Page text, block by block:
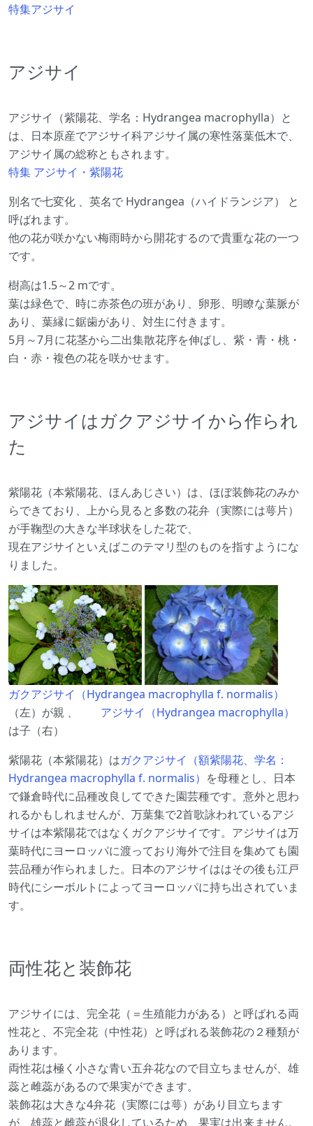
特集アジサイ
アジサイ
アジサイ（紫陽花、学名：Hydrangea macrophylla）と
は、日本原産でアジサイ科アジサイ属の寒性落葉低木で、
アジサイ属の総称ともされます。
特集 アジサイ・紫陽花
別名で七変化 、英名で Hydrangea（ハイドランジア） と
呼ばれます。
他の花が咲かない梅雨時から開花するので貴重な花の一つ
です。
樹高は1.5～2 mです。
葉は緑色で、時に赤茶色の班があり、卵形、明瞭な葉脈が
あり、葉縁に鋸歯があり、対生に付きます。
5月～7月に花茎から二出集散花序を伸ばし、紫・青・桃・
白・赤・複色の花を咲かせます。
アジサイはガクアジサイから作られ
た
紫陽花（本紫陽花、ほんあじさい）は、ほぼ装飾花のみか
らできており、上から見ると多数の花弁（実際には萼片）
が手鞠型の大きな半球状をした花で、
現在アジサイといえばこのテマリ型のものを指すようにな
りました。
ガクアジサイ（Hydrangea macrophylla f. normalis）
（左）が親 、 アジサイ（Hydrangea macrophylla）
は子（右）
紫陽花（本紫陽花）はガクアジサイ（額紫陽花、学名：
Hydrangea macrophylla f. normalis） を母種とし、日本
で鎌倉時代に品種改良してできた園芸種です。意外と思わ
れるかもしれませんが、万葉集で2首歌詠われているアジ
サイは本紫陽花ではなくガクアジサイです。アジサイは万
葉時代にヨーロッパに渡っており海外で注目を集めても園
芸品種が作られました。日本のアジサイははその後も江戸
時代にシーボルトによってヨーロッパに持ち出されていま
す。
両性花と装飾花
アジサイには、完全花（＝生殖能力がある）と呼ばれる両
性花と、不完全花（中性花）と呼ばれる装飾花の２種類が
あります。
両性花は極く小さな青い五弁花なので目立ちませんが、雄
蕊と雌蕊があるので果実ができます。
装飾花は大きな4弁花（実際には萼）があり目立ちます
が、雄蕊と雌蕊が退化しているため、果実は出来ません。